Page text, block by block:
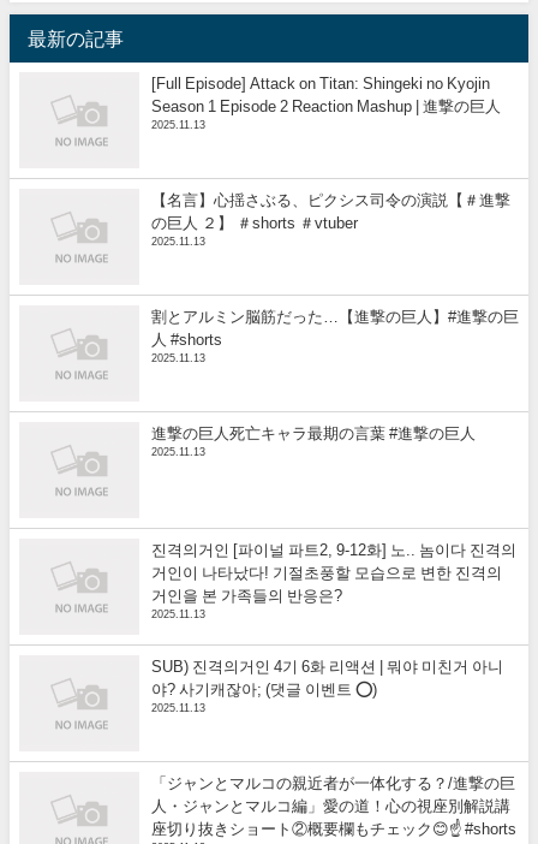
最新の記事
[Full Episode] Attack on Titan: Shingeki no Kyojin
Season 1 Episode 2 Reaction Mashup | 進撃の巨人
2025.11.13
【名言】心揺さぶる、ピクシス司令の演説【＃進撃
の巨人 ２】 ＃shorts ＃vtuber
2025.11.13
割とアルミン脳筋だった…【進撃の巨人】#進撃の巨
人 #shorts
2025.11.13
進撃の巨人死亡キャラ最期の言葉 #進撃の巨人
2025.11.13
진격의거인 [파이널 파트2, 9-12화] 노.. 놈이다 진격의
거인이 나타났다! 기절초풍할 모습으로 변한 진격의
거인을 본 가족들의 반응은?
2025.11.13
SUB) 진격의거인 4기 6화 리액션 | 뭐야 미친거 아니
야? 사기캐잖아; (댓글 이벤트 ⭕)
2025.11.13
「ジャンとマルコの親近者が一体化する？/進撃の巨
人・ジャンとマルコ編」愛の道！心の視座別解説講
座切り抜きショート②概要欄もチェック😊☝️ #shorts